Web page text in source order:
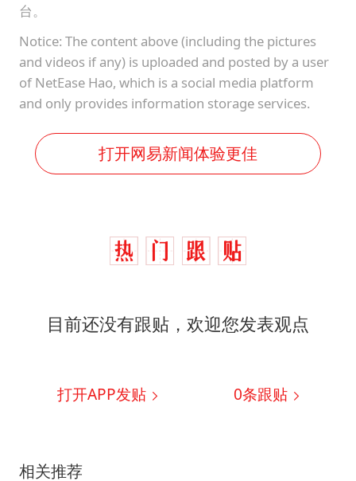
台。
Notice: The content above (including the pictures
and videos if any) is uploaded and posted by a user
of NetEase Hao, which is a social media platform
and only provides information storage services.
打开网易新闻体验更佳
目前还没有跟贴，欢迎您发表观点
打开APP发贴 0条跟贴
相关推荐